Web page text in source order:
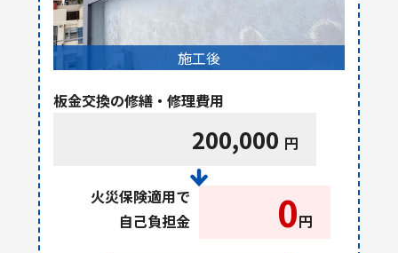
施工後
板金交換の修繕・修理費用
200,000 円
火災保険適用で
自己負担金
0円